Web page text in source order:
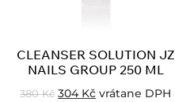
CLEANSER SOLUTION JZ
NAILS GROUP 250 ML
380Kč 304 Kč vrátane DPH